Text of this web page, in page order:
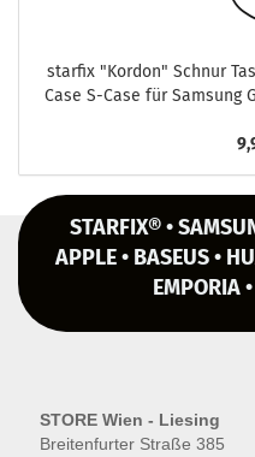
star­fix "Kor­don" Schnur
Case S-​Case für Sam­sung
STARFIX® •
APPLE • BASEUS •
EMPORIA
STORE Wien - Liesing
Breitenfurter Straße 385